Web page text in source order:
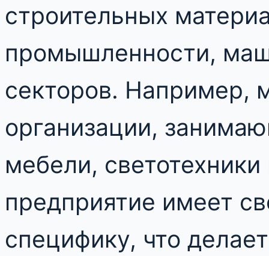
строительных
промышленности,
секторов. Например,
организации,
мебели,
предприятие имеет
специфику, что